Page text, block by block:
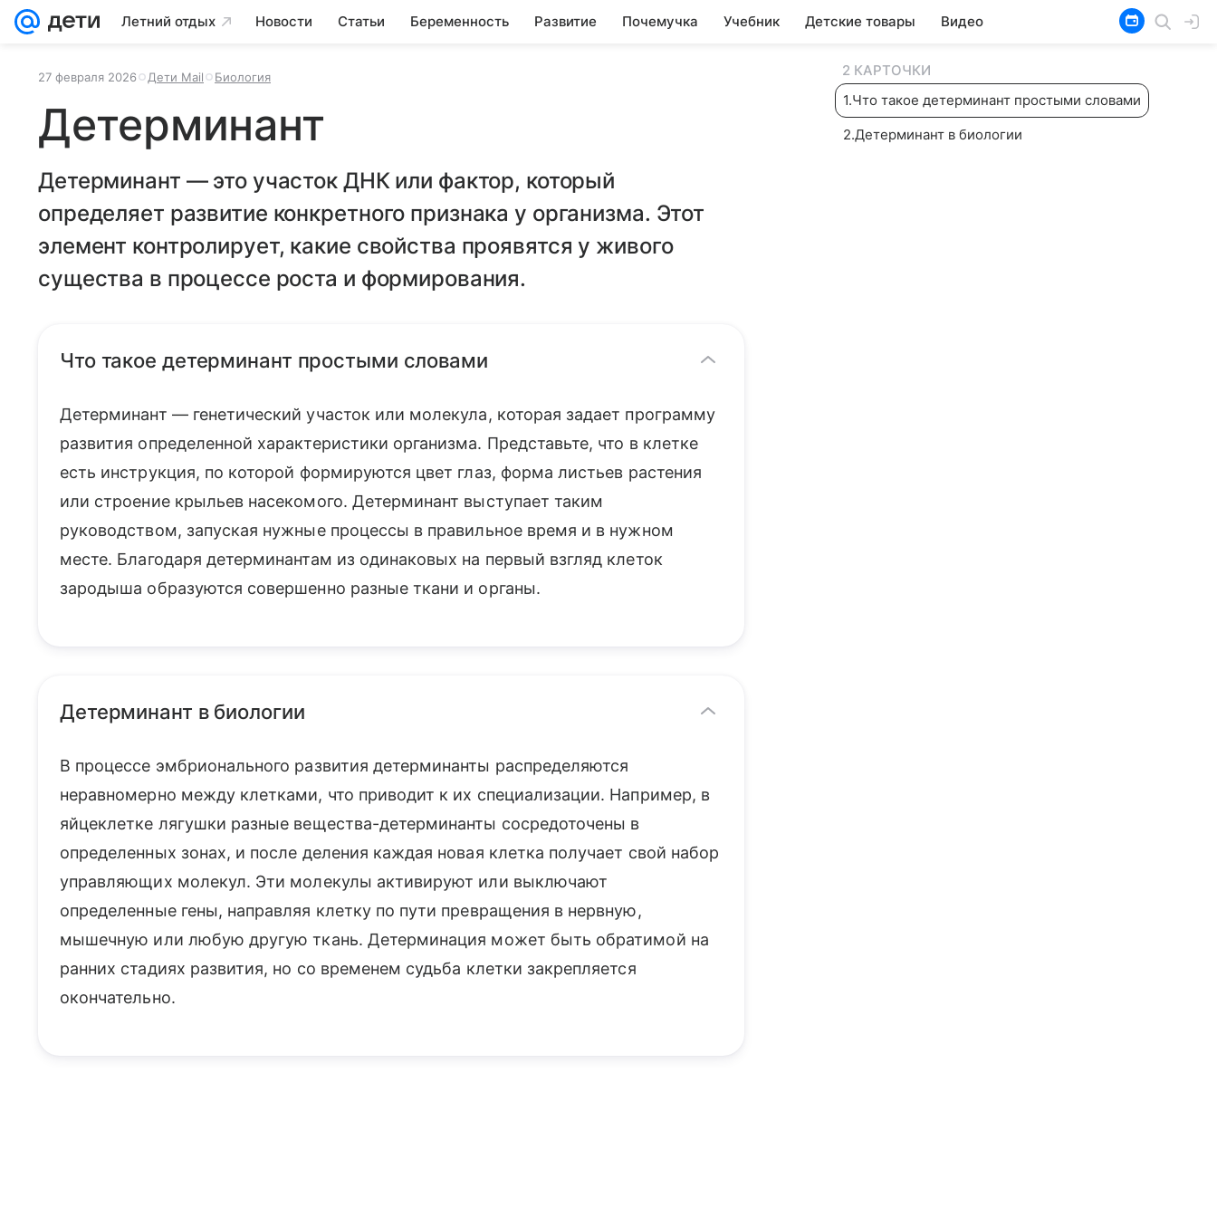
Летний отдых Новости Статьи Беременность Развитие Почемучка Учебник Детские товары Видео
27 февраля 2026 Дети Mail Биология
Детерминант
Детерминант — это участок ДНК или фактор, который
определяет развитие конкретного признака у организма. Этот
элемент контролирует, какие свойства проявятся у живого
существа в процессе роста и формирования.
Что такое детерминант простыми словами
Детерминант — генетический участок или молекула, которая задает программу
развития определенной характеристики организма. Представьте, что в клетке
есть инструкция, по которой формируются цвет глаз, форма листьев растения
или строение крыльев насекомого. Детерминант выступает таким
руководством, запуская нужные процессы в правильное время и в нужном
месте. Благодаря детерминантам из одинаковых на первый взгляд клеток
зародыша образуются совершенно разные ткани и органы.
Детерминант в биологии
В процессе эмбрионального развития детерминанты распределяются
неравномерно между клетками, что приводит к их специализации. Например, в
яйцеклетке лягушки разные вещества-детерминанты сосредоточены в
определенных зонах, и после деления каждая новая клетка получает свой набор
управляющих молекул. Эти молекулы активируют или выключают
определенные гены, направляя клетку по пути превращения в нервную,
мышечную или любую другую ткань. Детерминация может быть обратимой на
ранних стадиях развития, но со временем судьба клетки закрепляется
окончательно.
2 КАРТОЧКИ
1.Что такое детерминант простыми словами
2.Детерминант в биологии